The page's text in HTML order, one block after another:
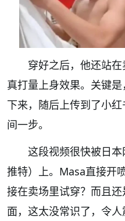
穿好之后，他还站
真打量上身效果。关键
下来，随后上传到了小
间一步。
这段视频很快被日本
推特）上。Masa直接开
接在卖场里试穿？而且
面，这太没常识了，令人